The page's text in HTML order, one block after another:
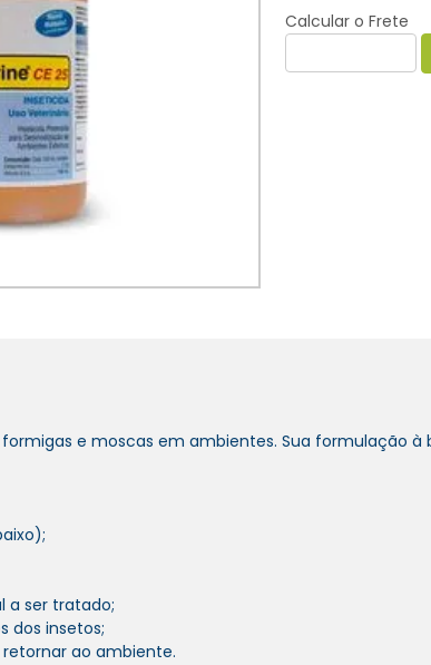
Calcular o Frete
e moscas em ambientes. Sua formulação
a ser tratado;
dos insetos;
ao ambiente.